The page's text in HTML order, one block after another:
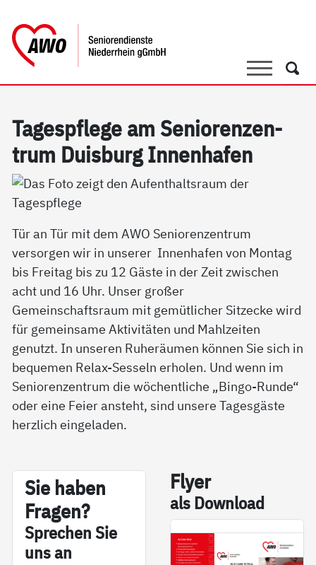
SucheSuche
Ta­gespf­le­ge am Se­nio­ren­zen­
trum Duis­burg In­nen­ha­fen
Tür an Tür mit dem AWO Seniorenzentrum
versorgen wir in unserer Innenhafen von Montag
bis Freitag bis zu 12 Gäste in der Zeit zwischen
acht und 16 Uhr. Unser großer
Gemeinschaftsraum mit gemütlicher Sitzecke wird
für gemeinsame Aktivitäten und Mahlzeiten
genutzt. In unseren Ruheräumen können Sie sich in
bequemen Relax-Sesseln erholen. Und wenn im
Seniorenzentrum die wöchentliche „Bingo-Runde“
oder eine Feier ansteht, sind unsere Tagesgäste
herzlich eingeladen.
Sie ha­ben
Fra­gen?
Sp­re­chen Sie
uns an
Fly­er
als Down­load